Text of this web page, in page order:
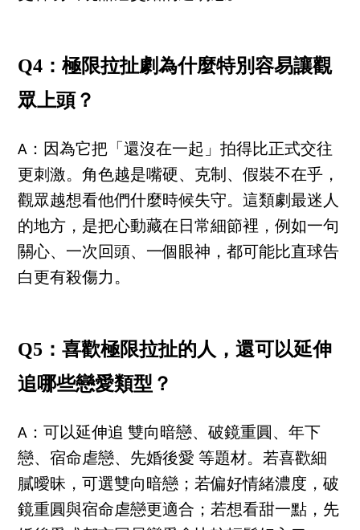
Q4：極限拉扯劇為什麼特別容易讓觀
眾上頭？
A：因為它把「還沒在一起」拍得比正式交往
更刺激。角色越是嘴硬、克制、假裝不在乎，
觀眾越想看他們什麼時候失守。這類劇最迷人
的地方，是把心動藏在日常細節裡，例如一句
關心、一次回頭、一個眼神，都可能比直球告
白更有殺傷力。
Q5：喜歡極限拉扯的人，還可以延伸
追哪些戀愛類型？
A：可以延伸追 雙向暗戀、破鏡重圓、年下
戀、宿命虐戀、先婚後愛 等題材。若喜歡細
膩曖昧，可選雙向暗戀；若偏好情緒濃度，破
鏡重圓與宿命虐戀更適合；若想看甜一點，先